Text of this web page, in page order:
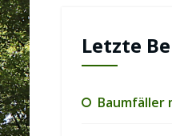
Letzte
Baumfäller